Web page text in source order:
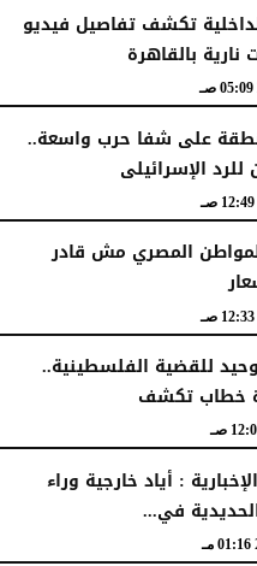
تكشف تفاصيل فيديو
بالقاهرة
05:09 صـ
على شفا حرب واسعة..
الإسرائيلى
12:49 صـ
المصري مش قادر
12:33 صـ
للقضية الفلسطينية..
خطاب تكشف
صـ
: أياد خارجية وراء
في...
01:16 مـ